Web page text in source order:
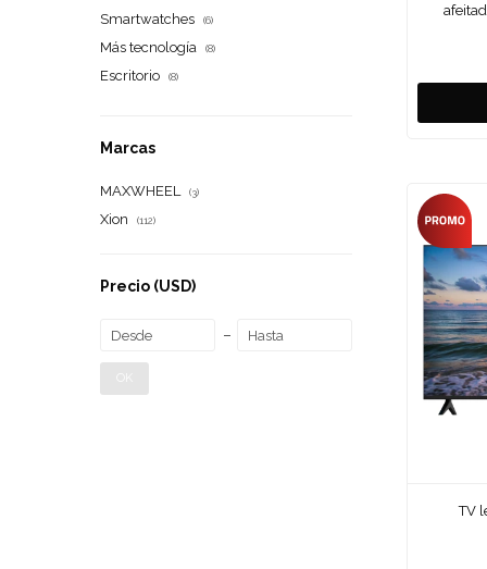
TV
Smartwatches (6)
Más tecnología (8)
Escritorio (8)
Marcas
MAXWHEEL (3)
Xion (112)
Precio (USD)